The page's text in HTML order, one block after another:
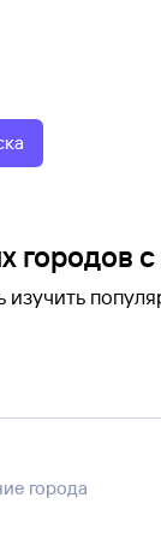
городов
то
города